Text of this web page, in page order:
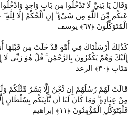
وَقَالَ يَا بَنِيَّ لَا تَدْخُلُوا مِن بَابٍ وَاحِدٍ
عَنكُم مِّنَ اللَّهِ مِن شَيْءٍ ۖ إِنِ الْحُكْمُ إِلَّا لِلَّهِ
الْمُتَوَكِّلُونَ ‎﴿٦٧﴾‏ يوسف
كَذَٰلِكَ أَرْسَلْنَاكَ فِي أُمَّةٍ قَدْ خَلَتْ مِن قَبْلِهَا
إِلَيْكَ وَهُمْ يَكْفُرُونَ بِالرَّحْمَٰنِ ۚ قُلْ هُوَ رَبِّي لَا
مَتَابِ ‎﴿٣٠﴾ الرعد
قَالَتْ لَهُمْ رُسُلُهُمْ إِن نَّحْنُ إِلَّا بَشَرٌ مِّثْلُكُمْ
مِنْ عِبَادِهِ ۖ وَمَا كَانَ لَنَا أَن نَّأْتِيَكُم بِسُلْطَانٍ
فَلْيَتَوَكَّلِ الْمُؤْمِنُونَ ‎﴿١١﴾‏ إبراهيم